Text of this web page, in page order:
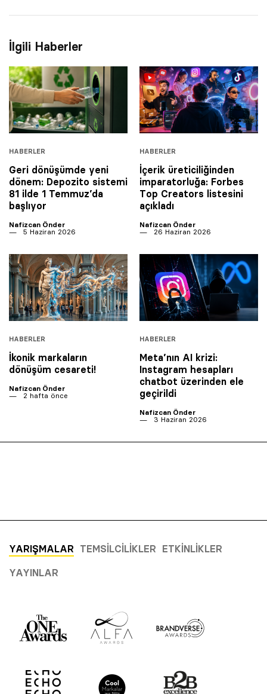
İlgili Haberler
HABERLER
Geri dönüşümde yeni
dönem: Depozito sistemi
81 ilde 1 Temmuz’da
başlıyor
Nafizcan Önder
5 Haziran 2026
HABERLER
İçerik üreticiliğinden
imparatorluğa: Forbes
Top Creators listesini
açıkladı
Nafizcan Önder
26 Haziran 2026
HABERLER
İkonik markaların
dönüşüm cesareti!
Nafizcan Önder
2 hafta önce
HABERLER
Meta’nın AI krizi:
Instagram hesapları
chatbot üzerinden ele
geçirildi
Nafizcan Önder
3 Haziran 2026
YARIŞMALAR TEMSILCILIKLER ETKINLIKLER
YAYINLAR